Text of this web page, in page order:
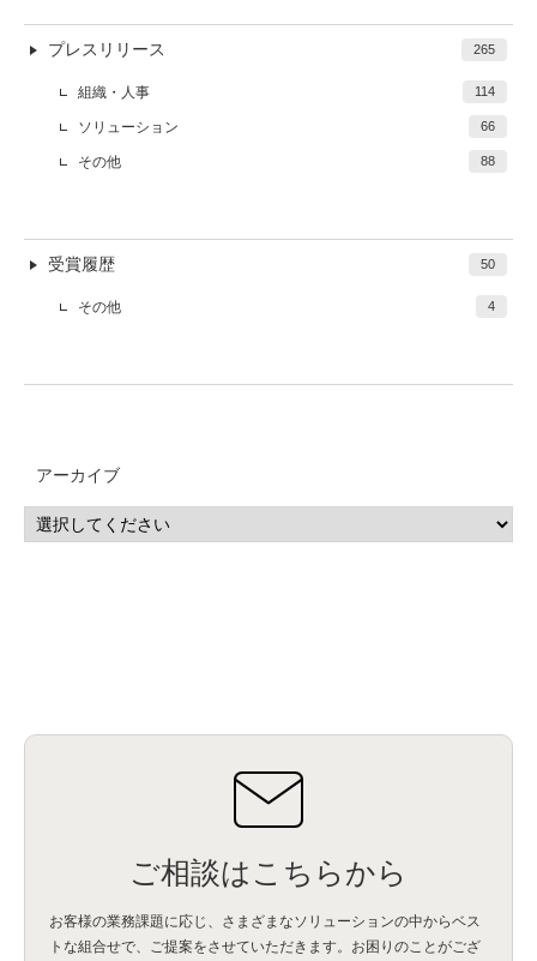
プレスリリース 265
組織・人事 114
ソリューション 66
その他 88
受賞履歴 50
その他 4
アーカイブ
ご相談はこちらから
お客様の業務課題に応じ、さまざまなソリューションの中からベス
トな組合せで、 ご提案をさせていただきます。お困りのことがござ